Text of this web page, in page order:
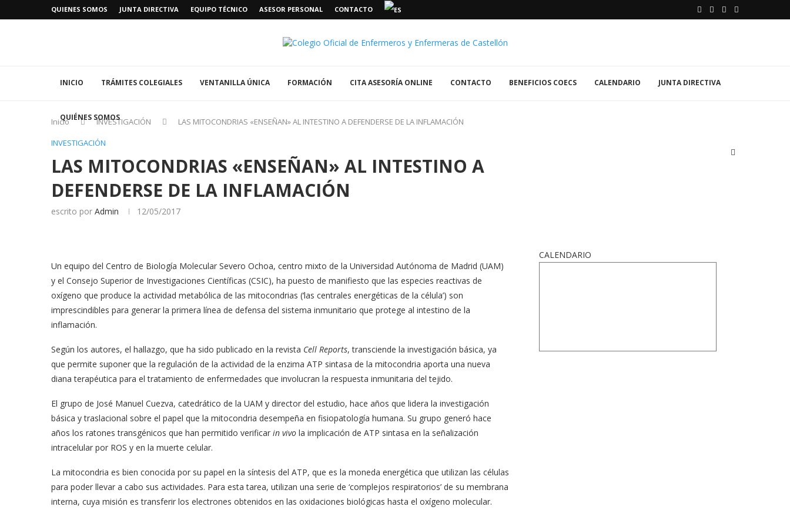
QUIENES SOMOS JUNTA DIRECTIVA EQUIPO TÉCNICO ASESOR PERSONAL CONTACTO
INICIO TRÁMITES COLEGIALES VENTANILLA ÚNICA FORMACIÓN CITA ASESORÍA ONLINE CONTACTO BENEFICIOS COECS CALENDARIO JUNTA DIRECTIVA
QUIÉNES SOMOS
Inicio INVESTIGACIÓN
LAS MITOCONDRIAS «ENSEÑAN» AL INTESTINO A DEFENDERSE DE LA INFLAMACIÓN
INVESTIGACIÓN
LAS MITOCONDRIAS «ENSEÑAN» AL INTESTINO A
DEFENDERSE DE LA INFLAMACIÓN
escrito por Admin 12/05/2017
Un equipo del Centro de Biología Molecular Severo Ochoa, centro mixto de la Universidad Autónoma de Madrid (UAM)
y el Consejo Superior de Investigaciones Científicas (CSIC), ha puesto de manifiesto que las especies reactivas de
oxígeno que produce la actividad metabólica de las mitocondrias (‘las centrales energéticas de la célula’) son
imprescindibles para generar la primera línea de defensa del sistema inmunitario que protege al intestino de la
inflamación.
Según los autores, el hallazgo, que ha sido publicado en la revista Cell Reports, transciende la investigación básica, ya
que permite suponer que la regulación de la actividad de la enzima ATP sintasa de la mitocondria aporta una nueva
diana terapéutica para el tratamiento de enfermedades que involucran la respuesta inmunitaria del tejido.
El grupo de José Manuel Cuezva, catedrático de la UAM y director del estudio, hace años que lidera la investigación
básica y traslacional sobre el papel que la mitocondria desempeña en fisiopatología humana. Su grupo generó hace
años los ratones transgénicos que han permitido verificar in vivo la implicación de ATP sintasa en la señalización
intracelular por ROS y en la muerte celular.
La mitocondria es bien conocida por su papel en la síntesis del ATP, que es la moneda energética que utilizan las células
para poder llevar a cabo sus actividades. Para esta tarea, utilizan una serie de ‘complejos respiratorios’ de su membrana
interna, cuya misión es transferir los electrones obtenidos en las oxidaciones biológicas hasta el oxígeno molecular.
CALENDARIO